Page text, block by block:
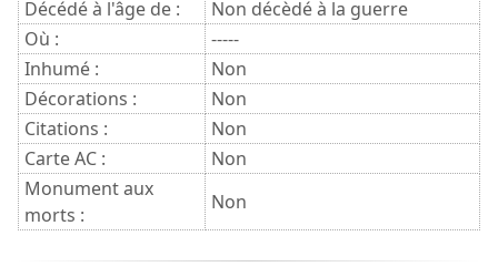
Décédé à l'âge de :
Non décèdé à la guerre
Où :
-----
Inhumé :
Non
Décorations :
Non
Citations :
Non
Carte AC :
Non
Monument aux
morts :
Non